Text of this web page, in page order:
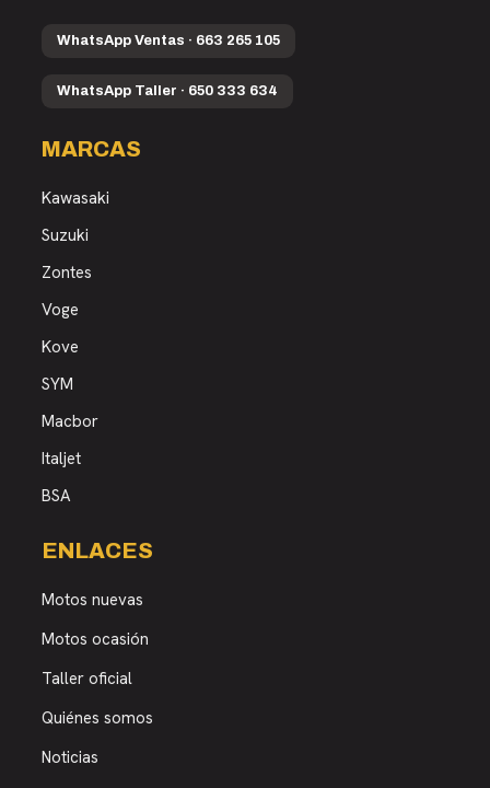
WhatsApp Ventas · 663 265 105
WhatsApp Taller · 650 333 634
MARCAS
Kawasaki
Suzuki
Zontes
Voge
Kove
SYM
Macbor
Italjet
BSA
ENLACES
Motos nuevas
Motos ocasión
Taller oficial
Quiénes somos
Noticias